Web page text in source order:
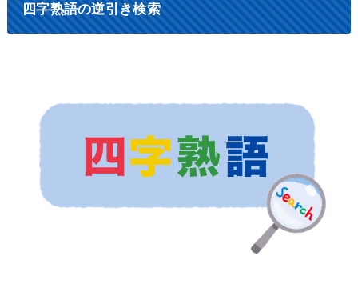
四字熟語の逆引き検索